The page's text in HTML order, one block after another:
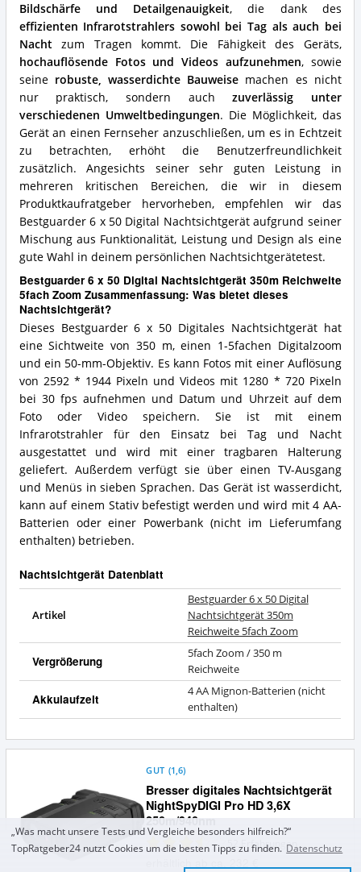
Bildschärfe und Detailgenauigkeit, die dank des
effizienten Infrarotstrahlers sowohl bei Tag als auch bei
Nachtzum Tragen kommt. Die Fähigkeit des Geräts,
hochauflösende Fotos und Videos aufzunehmen, sowie
seine robuste, wasserdichte Bauweise machen es nicht
nur praktisch, sondern auchzuverlässig unter
verschiedenen Umweltbedingungen. Die Möglichkeit, das
Gerät an einen Fernseher anzuschließen, um es in Echtzeit
zu betrachten, erhöht die Benutzerfreundlichkeit
zusätzlich. Angesichts seiner sehr guten Leistung in
mehreren kritischen Bereichen, die wir in diesem
Produktkaufratgeber hervorheben, empfehlen wir das
Bestguarder 6 x 50 Digital Nachtsichtgerät aufgrund seiner
Mischung aus Funktionalität, Leistung und Design als eine
gute Wahl in deinem persönlichen Nachtsichtgerätetest.
Bestguarder 6 x 50 Digital Nachtsichtgerät 350m Reichweite
5fach Zoom Zusammenfassung: Was bietet dieses
Nachtsichtgerät?
Dieses Bestguarder 6 x 50 Digitales Nachtsichtgerät hat
eine Sichtweite von 350 m, einen 1-5fachen Digitalzoom
und ein 50-mm-Objektiv. Es kann Fotos mit einer Auflösung
von 2592 * 1944 Pixeln und Videos mit 1280 * 720 Pixeln
bei 30 fps aufnehmen und Datum und Uhrzeit auf dem
Foto oder Video speichern. Sie ist mit einem
Infrarotstrahler für den Einsatz bei Tag und Nacht
ausgestattet und wird mit einer tragbaren Halterung
geliefert. Außerdem verfügt sie über einen TV-Ausgang
und Menüs in sieben Sprachen. Das Gerät ist wasserdicht,
kann auf einem Stativ befestigt werden und wird mit 4 AA-
Batterien oder einer Powerbank (nicht im Lieferumfang
enthalten) betrieben.
Nachtsichtgerät Datenblatt
Artikel
Bestguarder 6 x 50 Digital
Nachtsichtgerät 350m
Reichweite 5fach Zoom
Vergrößerung
5fach Zoom / 350 m
Reichweite
Akkulaufzeit
4 AA Mignon-Batterien (nicht
enthalten)
Bresser digitales Nachtsichtgerät
NightSpyDIGI Pro HD 3,6X
250m/940nm
GUT (1,6)
Erfahrungen
„Was macht unsere Tests und Vergleiche besonders hilfreich?“
TopRatgeber24 nutzt Cookies um die besten Tipps zu finden. Datenschutz